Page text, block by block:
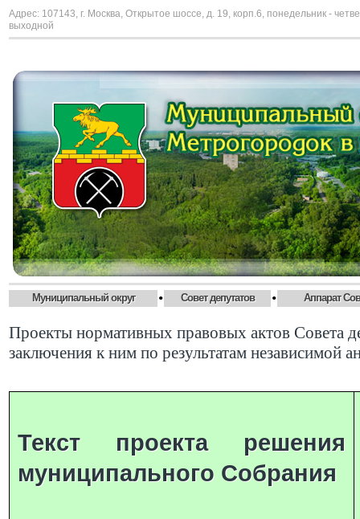
Адрес: 107143, г. Москва, Открытое шоссе, д. 19, корп.6, понедельник -
выходной
Муниципальный округ • Совет депутатов • Аппарат
Проекты нормативных правовых актов Совета
заключения к ним по результатам независимой
Текст проекта решения
муниципального Собрания